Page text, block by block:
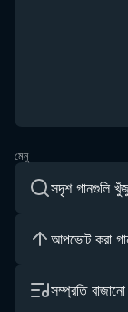
মেনু
সদৃশ গানগুলি
আপভোট করা
সম্প্রতি